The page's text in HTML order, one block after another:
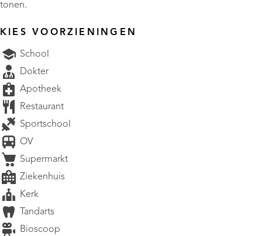
tonen.
KIES VOORZIENINGEN
School
Dokter
Apotheek
Restaurant
Sportschool
OV
Supermarkt
Ziekenhuis
Kerk
Tandarts
Bioscoop